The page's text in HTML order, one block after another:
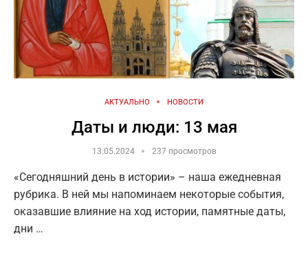
АКТУАЛЬНО НОВОСТИ
Даты и люди: 13 мая
13.05.2024 237 просмотров
«Сегодняшний день в истории» – наша ежедневная
рубрика. В ней мы напоминаем некоторые события,
оказавшие влияние на ход истории, памятные даты,
дни …